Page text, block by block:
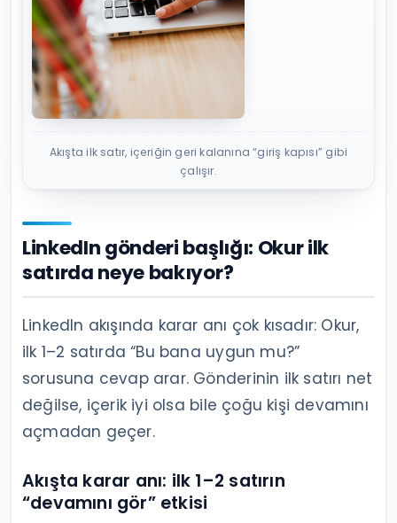
Akışta ilk satır, içeriğin geri kalanına “giriş kapısı” gibi
çalışır.
LinkedIn gönderi başlığı: Okur ilk
satırda neye bakıyor?
LinkedIn akışında karar anı çok kısadır: Okur,
ilk 1–2 satırda “Bu bana uygun mu?”
sorusuna cevap arar. Gönderinin ilk satırı net
değilse, içerik iyi olsa bile çoğu kişi devamını
açmadan geçer.
Akışta karar anı: ilk 1–2 satırın
“devamını gör” etkisi